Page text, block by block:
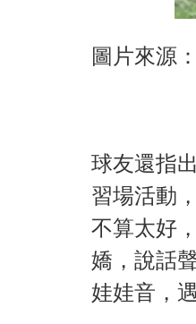
圖片來源
球友還指
習場活動
不算太好
嬌，說話
娃娃音，